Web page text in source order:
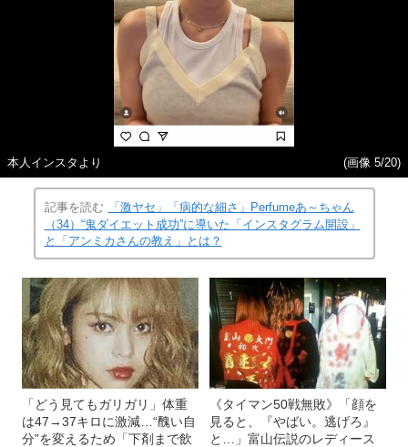
本人インスタより (画像 5/20)
記事を読む
「激ヤセ」「病的な細さ」Perfumeあ～ちゃん
（34）“鬼ダイエット成功”に導いた「インスタグラム開設」
と「アンミカさんの教え」とは？
「どう見てもガリガリ」体重
は47→37キロに激減…“醜い自
分”を変えるため「下剤まで飲
《タイマン50戦無敗》「顔を
見ると、『やばい。逃げろ』
と…」富山伝説のレディース